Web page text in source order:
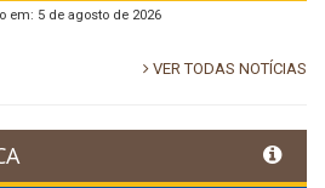
em: 5 de agosto de 2026
VER TODAS NOTÍCIAS